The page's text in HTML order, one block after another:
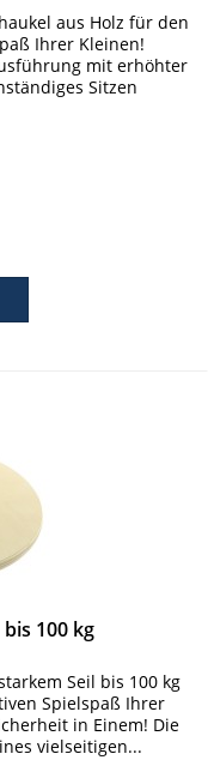
aus Holz für den
Ihrer Kleinen!
mit erhöhter
Sitzen
100 kg
Seil bis 100 kg
Spielspaß Ihrer
in Einem! Die
vielseitigen...